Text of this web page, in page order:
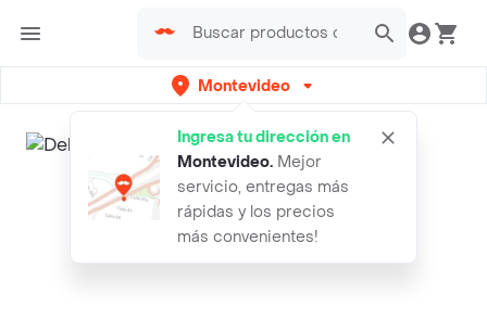
Montevideo
Ingresa tu dirección en
Montevideo. Mejor
servicio, entregas más
rápidas y los precios
más convenientes!